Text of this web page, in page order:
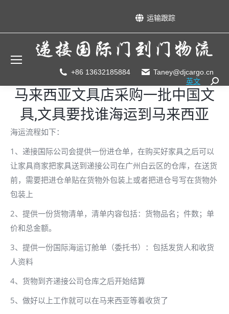
运输跟踪
+86 13632185884
Taney@djcargo.cn
英文
马来西亚文具店采购一批中国文
具,文具要找谁海运到马来西亚
海运流程如下：
1、递接国际公司会提供一份进仓单，在购买好家具之后可以
让家具商家把家具送到递接公司在广州白云区的仓库，在送货
前，需要把进仓单贴在货物外包装上或者把进仓号写在货物外
包装上
2、提供一份货物清单，清单内容包括：货物品名；件数；单
价和总金额。
3、提供一份国际海运订舱单（委托书）：包括发货人和收货
人资料
4、货物到齐递接公司仓库之后开始结算
5、做好以上工作就可以在马来西亚等着收货了